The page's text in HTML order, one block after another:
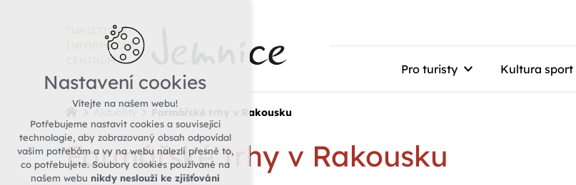
TURISTICKÉ
INFORMAČNÍ
CENTRUM
Pro turisty Kultura sport
Farmářské trhy v Rakousku
Farmářské trhy v Rakousku
Nastavení cookies
Vítejte na našem webu!
Potřebujeme nastavit cookies a související
technologie, aby zobrazovaný obsah odpovídal
vašim potřebám a vy na webu nalezli přesně to,
co potřebujete. Soubory cookies používané na
našem webu nikdy neslouží ke zjišťování